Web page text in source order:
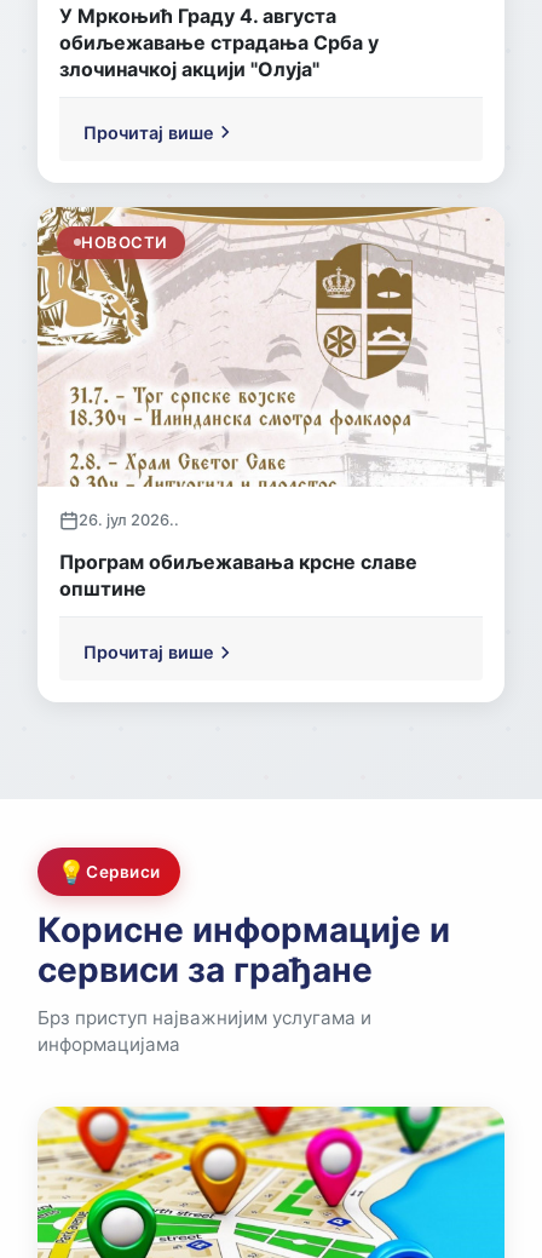
У Мркоњић Граду 4. августа
обиљежавање страдања Срба у
злочиначкој акцији "Олуја"
Прочитај више
НОВОСТИ
26. јул 2026..
Програм обиљежавања крсне славе
општине
Прочитај више
💡Сервиси
Корисне информације и
сервиси за грађане
Брз приступ најважнијим услугама и
информацијама